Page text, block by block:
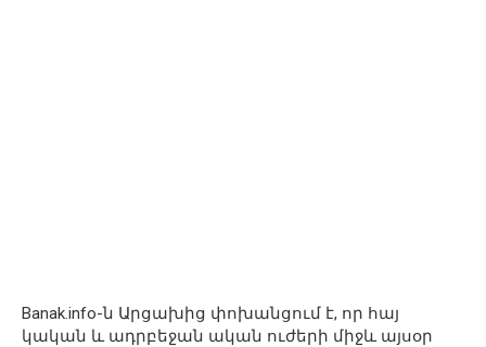
Banak.info-ն Արցախից փոխանցում է, որ հայ
կական և ադրբեջան ական ուժերի միջև այսօր